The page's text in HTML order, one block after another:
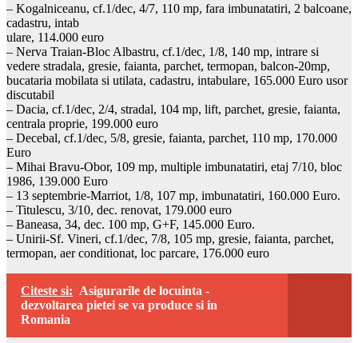
– Kogalniceanu, cf.1/dec, 4/7, 110 mp, fara imbunatatiri, 2 balcoane,
cadastru, intab
ulare, 114.000 euro
– Nerva Traian-Bloc Albastru, cf.1/dec, 1/8, 140 mp, intrare si
vedere stradala, gresie, faianta, parchet, termopan, balcon-20mp,
bucataria mobilata si utilata, cadastru, intabulare, 165.000 Euro usor
discutabil
– Dacia, cf.1/dec, 2/4, stradal, 104 mp, lift, parchet, gresie, faianta,
centrala proprie, 199.000 euro
– Decebal, cf.1/dec, 5/8, gresie, faianta, parchet, 110 mp, 170.000
Euro
– Mihai Bravu-Obor, 109 mp, multiple imbunatatiri, etaj 7/10, bloc
1986, 139.000 Euro
– 13 septembrie-Marriot, 1/8, 107 mp, imbunatatiri, 160.000 Euro.
– Titulescu, 3/10, dec. renovat, 179.000 euro
– Baneasa, 34, dec. 100 mp, G+F, 145.000 Euro.
– Unirii-Sf. Vineri, cf.1/dec, 7/8, 105 mp, gresie, faianta, parchet,
termopan, aer conditionat, loc parcare, 176.000 euro
Citeste si: Asigurarile de locuinta -
dezvoltarea pietei se va produce si in
Romania